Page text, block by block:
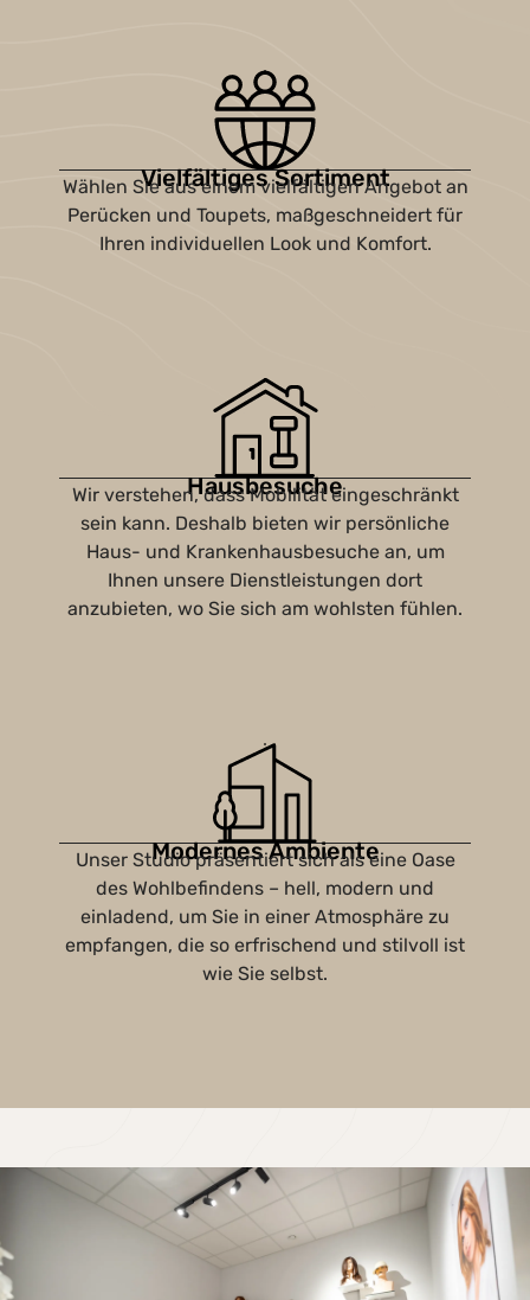
Vielfältiges Sortiment
Wählen Sie aus einem vielfältigen Angebot an
Perücken und Toupets, maßgeschneidert für
Ihren individuellen Look und Komfort.
Hausbesuche
Wir verstehen, dass Mobilität eingeschränkt
sein kann. Deshalb bieten wir persönliche
Haus- und Krankenhausbesuche an, um
Ihnen unsere Dienstleistungen dort
anzubieten, wo Sie sich am wohlsten fühlen.
Modernes Ambiente
Unser Studio präsentiert sich als eine Oase
des Wohlbefindens – hell, modern und
einladend, um Sie in einer Atmosphäre zu
empfangen, die so erfrischend und stilvoll ist
wie Sie selbst.